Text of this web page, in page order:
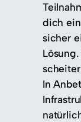
dich
sicher
In